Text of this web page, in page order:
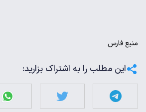
منبعفارس
این مطلب را به اشتراک بزارید: